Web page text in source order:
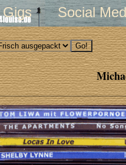
Gigs Social